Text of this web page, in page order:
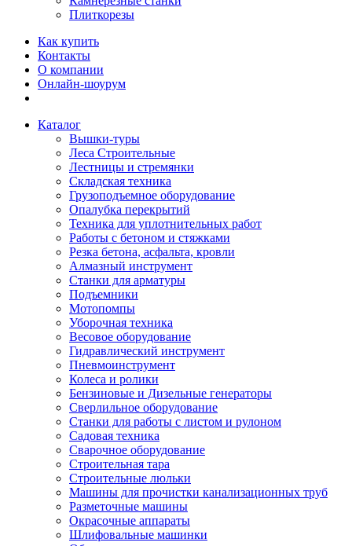
Плиткорезы
Как купить
Контакты
О компании
Онлайн-шоурум
Каталог
Вышки-туры
Леса Строительные
Лестницы и стремянки
Складская техника
Грузоподъемное оборудование
Опалубка перекрытий
Техника для уплотнительных работ
Работы с бетоном и стяжками
Резка бетона, асфальта, кровли
Алмазный инструмент
Станки для арматуры
Подъемники
Мотопомпы
Уборочная техника
Весовое оборудование
Гидравлический инструмент
Пневмоинструмент
Колеса и ролики
Бензиновые и Дизельные генераторы
Сверлильное оборудование
Станки для работы с листом и рулоном
Садовая техника
Сварочное оборудование
Строительная тара
Строительные люльки
Машины для прочистки канализационных труб
Разметочные машины
Окрасочные аппараты
Шлифовальные машинки